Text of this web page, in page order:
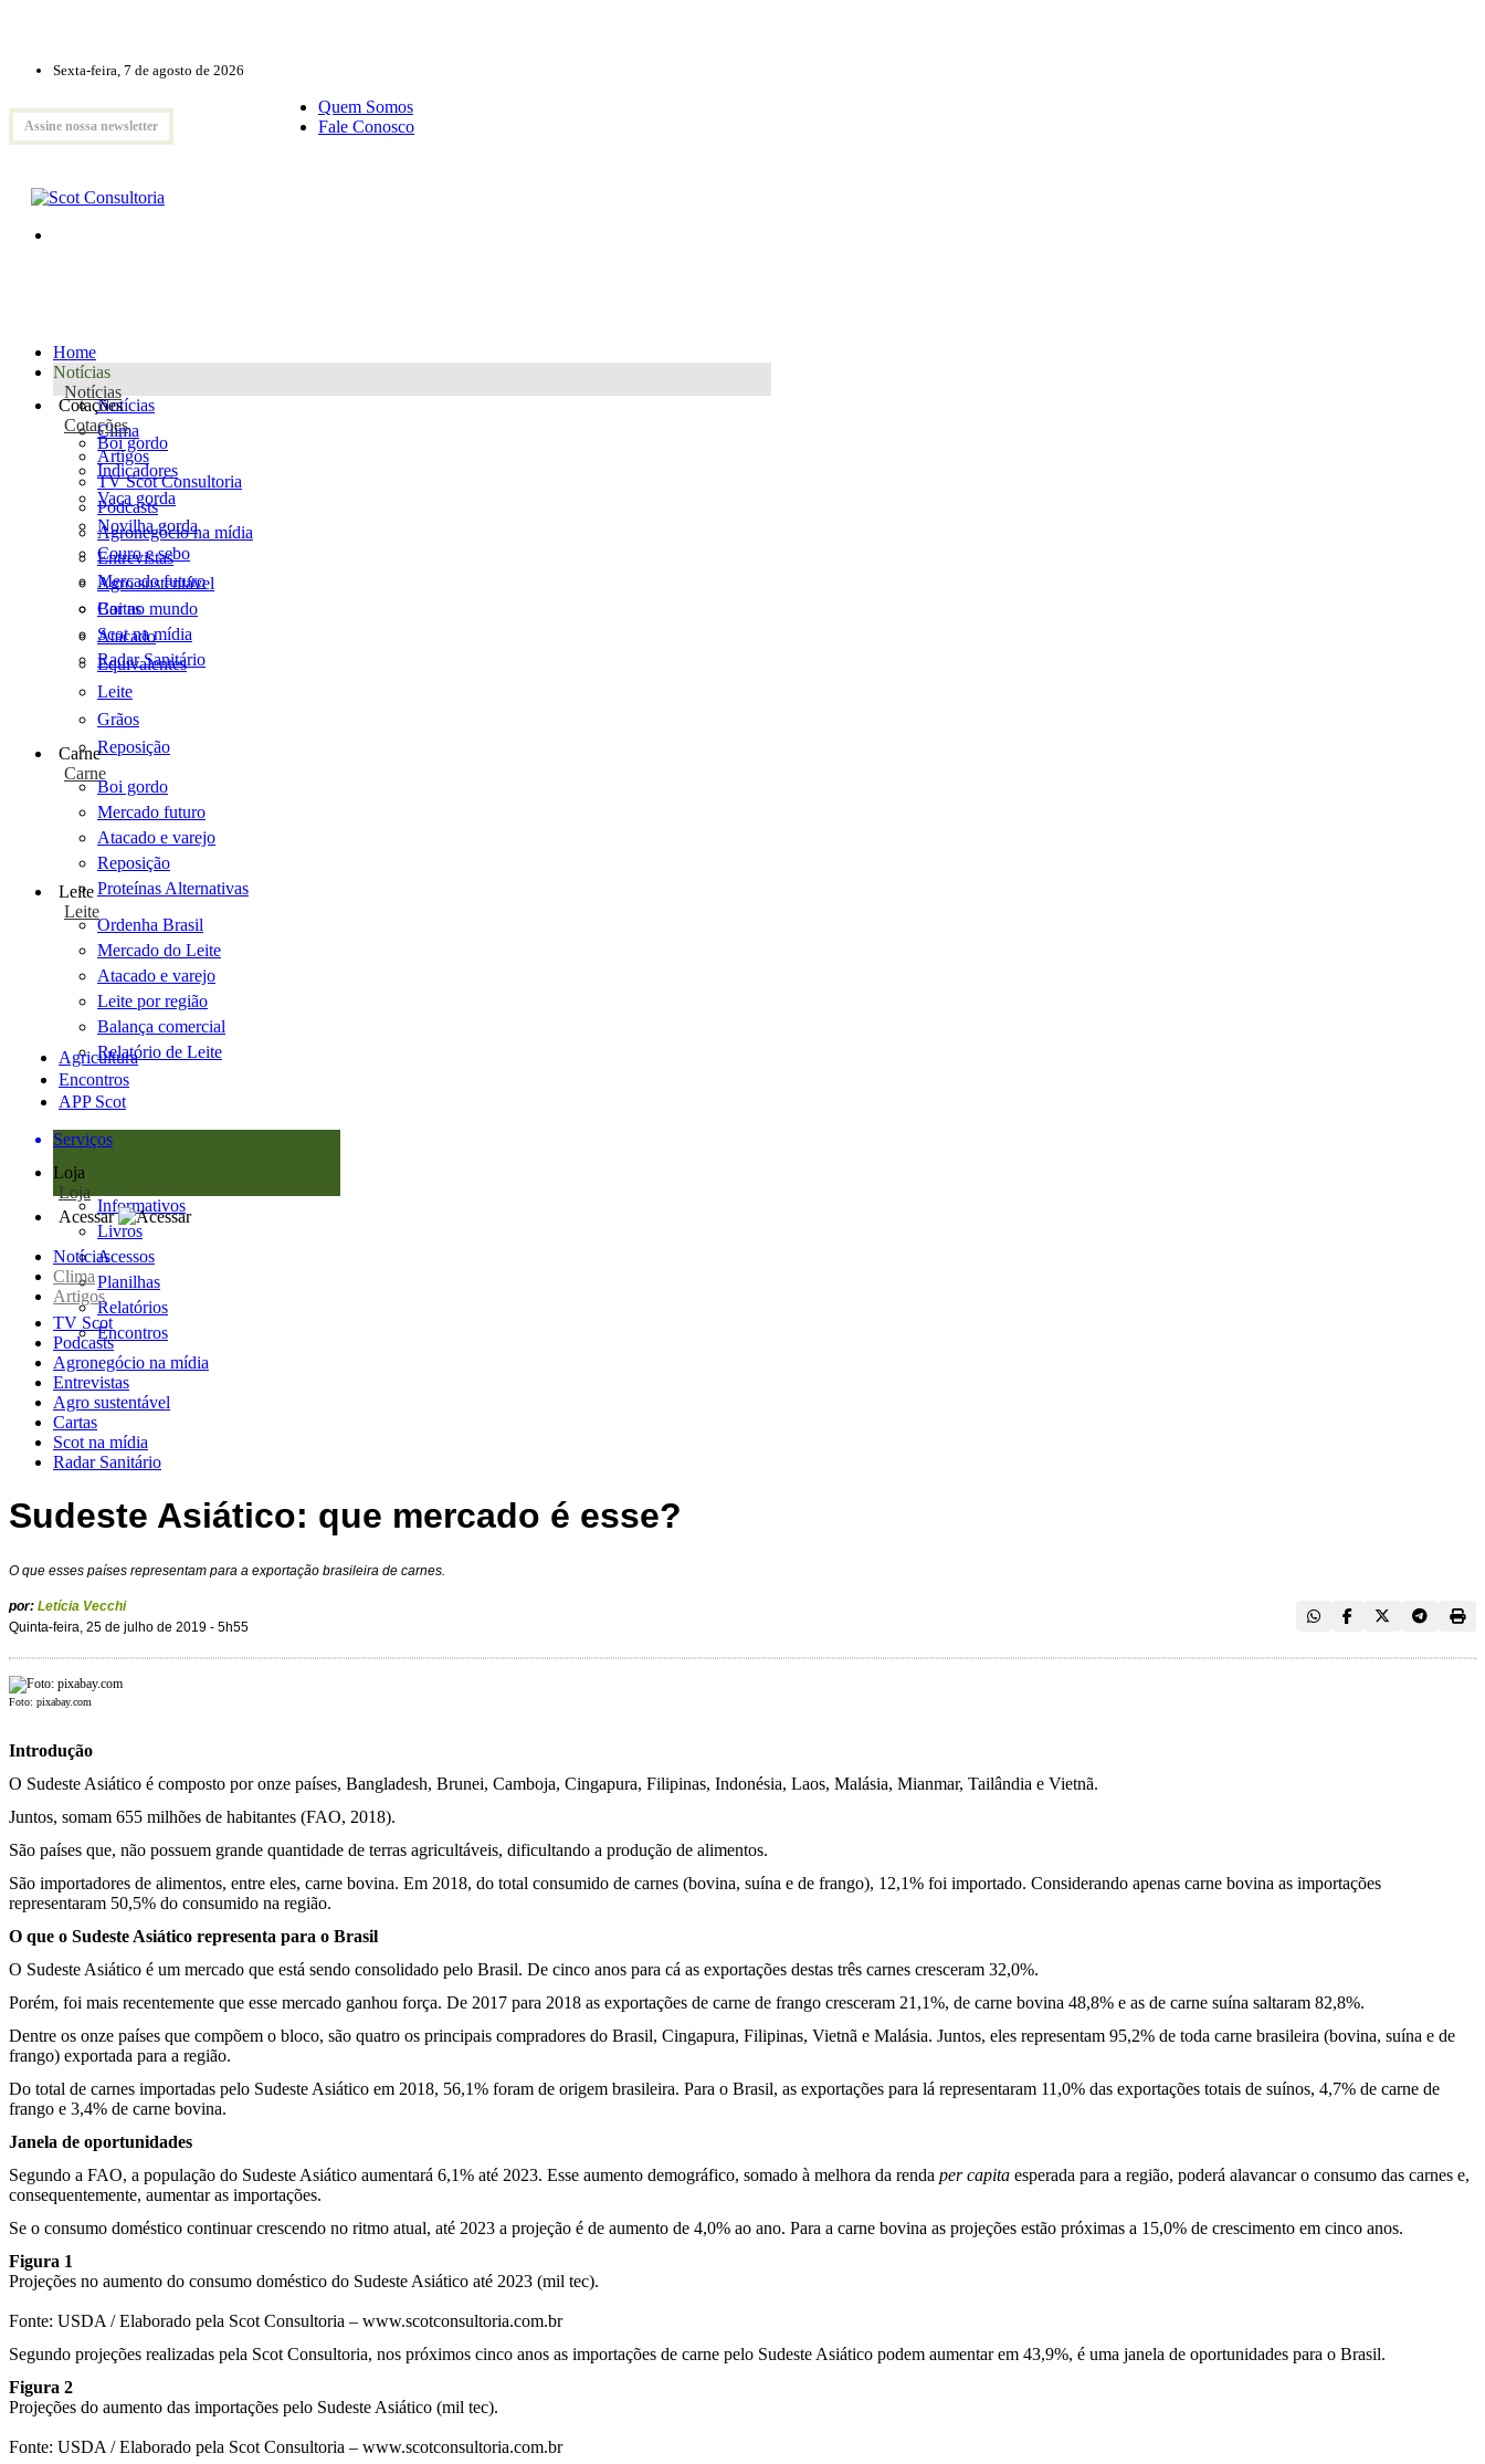
Sexta-feira, 7 de agosto de 2026
Assine nossa newsletter
Quem Somos
Fale Conosco
Home
Notícias
Notícias
Notícias
Clima
Artigos
TV Scot Consultoria
Podcasts
Agronegócio na mídia
Entrevistas
Agro sustentável
Cartas
Scot na mídia
Radar Sanitário
Cotações
Cotações
Boi gordo
Indicadores
Vaca gorda
Novilha gorda
Couro e sebo
Mercado futuro
Boi no mundo
Atacado
Equivalentes
Leite
Grãos
Reposição
Carne
Carne
Boi gordo
Mercado futuro
Atacado e varejo
Reposição
Proteínas Alternativas
Leite
Leite
Ordenha Brasil
Mercado do Leite
Atacado e varejo
Leite por região
Balança comercial
Relatório de Leite
Agricultura
Encontros
APP Scot
Serviços
Loja
Loja
Informativos
Livros
Acessos
Planilhas
Relatórios
Encontros
Acessar
Notícias
Clima
Artigos
TV Scot
Podcasts
Agronegócio na mídia
Entrevistas
Agro sustentável
Cartas
Scot na mídia
Radar Sanitário
Sudeste Asiático: que mercado é esse?
O que esses países representam para a exportação brasileira de carnes.
por: Letícia Vecchi
Quinta-feira, 25 de julho de 2019 - 5h55
Foto: pixabay.com
Introdução
O Sudeste Asiático é composto por onze países, Bangladesh, Brunei, Camboja, Cingapura, Filipinas, Indonésia, Laos, Malásia, Mianmar, Tailândia e Vietnã.
Juntos, somam 655 milhões de habitantes (FAO, 2018).
São países que, não possuem grande quantidade de terras agricultáveis, dificultando a produção de alimentos.
São importadores de alimentos, entre eles, carne bovina. Em 2018, do total consumido de carnes (bovina, suína e de frango), 12,1% foi importado. Considerando apenas carne bovina as importações
representaram 50,5% do consumido na região.
O que o Sudeste Asiático representa para o Brasil
O Sudeste Asiático é um mercado que está sendo consolidado pelo Brasil. De cinco anos para cá as exportações destas três carnes cresceram 32,0%.
Porém, foi mais recentemente que esse mercado ganhou força. De 2017 para 2018 as exportações de carne de frango cresceram 21,1%, de carne bovina 48,8% e as de carne suína saltaram 82,8%.
Dentre os onze países que compõem o bloco, são quatro os principais compradores do Brasil, Cingapura, Filipinas, Vietnã e Malásia. Juntos, eles representam 95,2% de toda carne brasileira (bovina, suína e de
frango) exportada para a região.
Do total de carnes importadas pelo Sudeste Asiático em 2018, 56,1% foram de origem brasileira. Para o Brasil, as exportações para lá representaram 11,0% das exportações totais de suínos, 4,7% de carne de
frango e 3,4% de carne bovina.
Janela de oportunidades
Segundo a FAO, a população do Sudeste Asiático aumentará 6,1% até 2023. Esse aumento demográfico, somado à melhora da renda per capita esperada para a região, poderá alavancar o consumo das carnes e,
consequentemente, aumentar as importações.
Se o consumo doméstico continuar crescendo no ritmo atual, até 2023 a projeção é de aumento de 4,0% ao ano. Para a carne bovina as projeções estão próximas a 15,0% de crescimento em cinco anos.
Figura 1
Projeções no aumento do consumo doméstico do Sudeste Asiático até 2023 (mil tec).
Fonte: USDA / Elaborado pela Scot Consultoria – www.scotconsultoria.com.br
Segundo projeções realizadas pela Scot Consultoria, nos próximos cinco anos as importações de carne pelo Sudeste Asiático podem aumentar em 43,9%, é uma janela de oportunidades para o Brasil.
Figura 2
Projeções do aumento das importações pelo Sudeste Asiático (mil tec).
Fonte: USDA / Elaborado pela Scot Consultoria – www.scotconsultoria.com.br